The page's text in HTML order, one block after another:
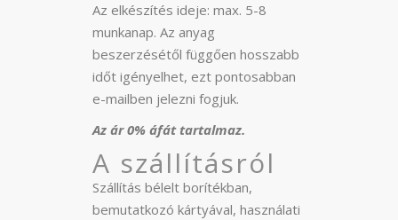
Az elkészítés ideje: max. 5-8
munkanap. Az anyag
beszerzésétől függően hosszabb
időt igényelhet, ezt pontosabban
e-mailben jelezni fogjuk.
Az ár 0% áfát tartalmaz.
A szállításról
Szállítás bélelt borítékban,
bemutatkozó kártyával, használati